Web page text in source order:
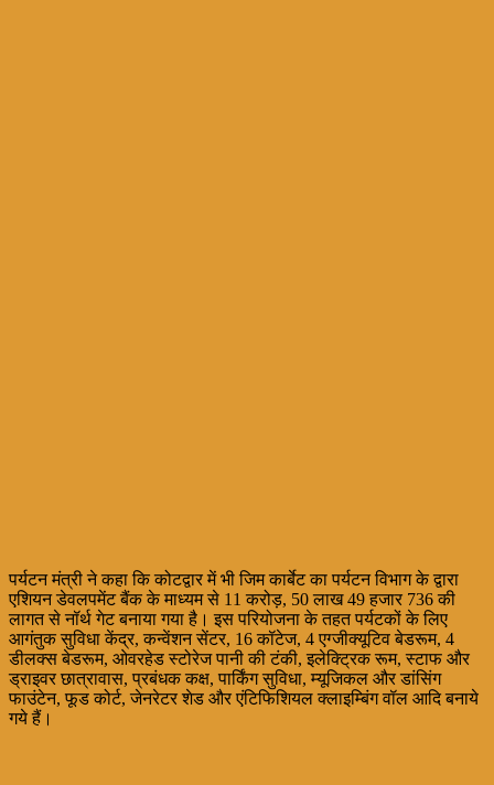
पर्यटन मंत्री ने कहा कि कोटद्वार में भी जिम कार्बेट का पर्यटन विभाग के द्वारा
एशियन डेवलपमेंट बैंक के माध्यम से 11 करोड़, 50 लाख 49 हजार 736 की
लागत से नॉर्थ गेट बनाया गया है। इस परियोजना के तहत पर्यटकों के लिए
आगंतुक सुविधा केंद्र, कन्वेंशन सेंटर, 16 कॉटेज, 4 एग्जीक्यूटिव बेडरूम, 4
डीलक्स बेडरूम, ओवरहेड स्टोरेज पानी की टंकी, इलेक्ट्रिक रूम, स्टाफ और
ड्राइवर छात्रावास, प्रबंधक कक्ष, पार्किंग सुविधा, म्यूजिकल और डांसिंग
फाउंटेन, फूड कोर्ट, जेनरेटर शेड और एंटिफिशियल क्लाइम्बिंग वॉल आदि बनाये
गये हैं।